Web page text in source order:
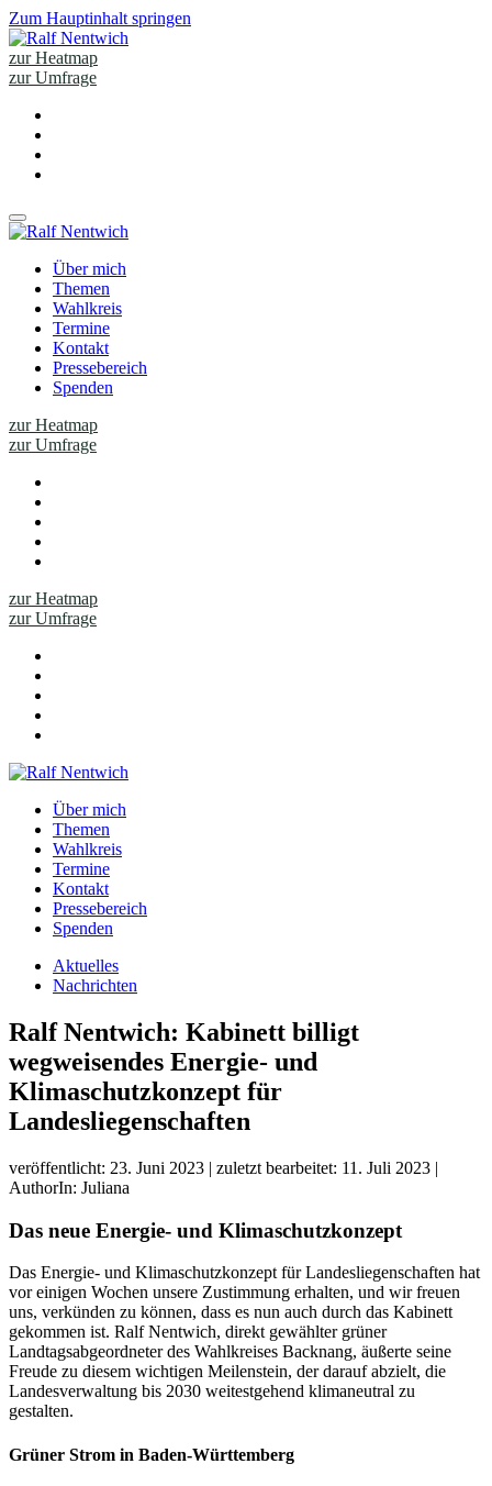
Zum Hauptinhalt springen
zur Heatmap
zur Umfrage
Über mich
Themen
Wahlkreis
Termine
Kontakt
Pressebereich
Spenden
zur Heatmap
zur Umfrage
zur Heatmap
zur Umfrage
Über mich
Themen
Wahlkreis
Termine
Kontakt
Pressebereich
Spenden
Aktuelles
Nachrichten
Ralf Nentwich: Kabinett billigt
wegweisendes Energie- und
Klimaschutzkonzept für
Landesliegenschaften
veröffentlicht: 23. Juni 2023 | zuletzt bearbeitet: 11. Juli 2023 |
AuthorIn: Juliana
Das neue Energie- und Klimaschutzkonzept
Das Energie- und Klimaschutzkonzept für Landesliegenschaften hat
vor einigen Wochen unsere Zustimmung erhalten, und wir freuen
uns, verkünden zu können, dass es nun auch durch das Kabinett
gekommen ist. Ralf Nentwich, direkt gewählter grüner
Landtagsabgeordneter des Wahlkreises Backnang, äußerte seine
Freude zu diesem wichtigen Meilenstein, der darauf abzielt, die
Landesverwaltung bis 2030 weitestgehend klimaneutral zu
gestalten.
Grüner Strom in Baden-Württemberg